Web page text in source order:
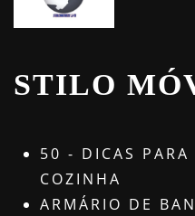
STILO
50 - DICAS PARA
COZINHA
ARMÁRIO DE